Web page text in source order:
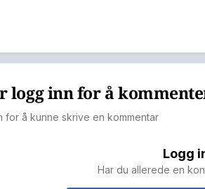
logg inn for å
for å kunne skrive en kommentar
Logg
Har du allerede en